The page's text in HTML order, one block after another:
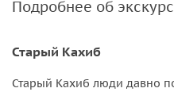
Подробнее об
Старый Кахиб
Старый Кахиб люди давно